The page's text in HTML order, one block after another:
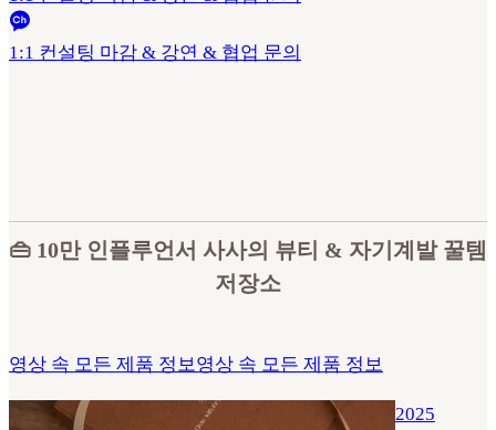
1:1 컨설팅 마감 & 강연 & 협업 문의
👜 10만 인플루언서 사사의 뷰티 & 자기계발 꿀템
저장소
영상 속 모든 제품 정보영상 속 모든 제품 정보
2025